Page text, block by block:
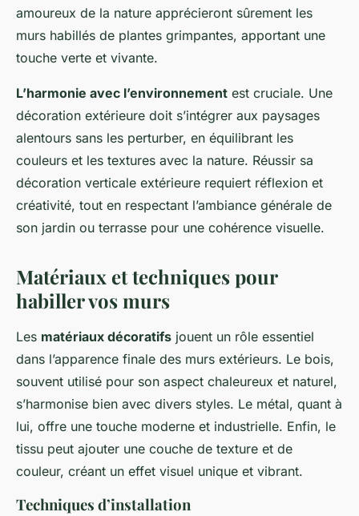
amoureux de la nature apprécieront sûrement les
murs habillés de plantes grimpantes, apportant une
touche verte et vivante.
L’harmonie avec l’environnement est cruciale. Une
décoration extérieure doit s’intégrer aux paysages
alentours sans les perturber, en équilibrant les
couleurs et les textures avec la nature. Réussir sa
décoration verticale extérieure requiert réflexion et
créativité, tout en respectant l’ambiance générale de
son jardin ou terrasse pour une cohérence visuelle.
Matériaux et techniques pour
habiller vos murs
Les matériaux décoratifs jouent un rôle essentiel
dans l’apparence finale des murs extérieurs. Le bois,
souvent utilisé pour son aspect chaleureux et naturel,
s’harmonise bien avec divers styles. Le métal, quant à
lui, offre une touche moderne et industrielle. Enfin, le
tissu peut ajouter une couche de texture et de
couleur, créant un effet visuel unique et vibrant.
Techniques d’installation